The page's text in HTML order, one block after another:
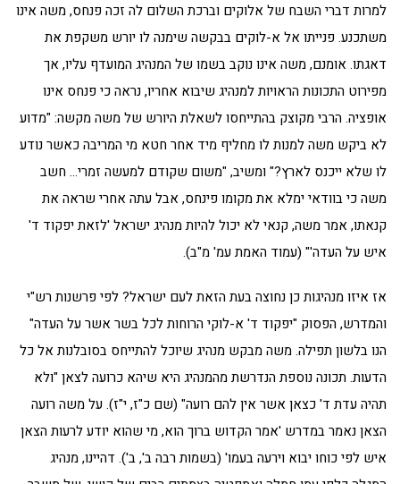
למרות דברי השבח של אלוקים וברכת השלום לה זכה פנחס, משה אינו
משתכנע. פנייתו אל א-לוקים בבקשה שימנה לו יורש משקפת את
דאגתו. אומנם, משה אינו נוקב בשמו של המנהיג המועדף עליו, אך
מפירוט התכונות הראויות למנהיג שיבוא אחריו, נראה כי פנחס אינו
אופציה. הרבי מקוצק בהתייחסו לשאלת היורש של משה מקשה: "מדוע
לא ביקש משה למנות לו מחליף מיד אחר חטא מי המריבה כאשר נודע
לו שלא ייכנס לארץ?" ומשיב, "משום שקודם למעשה זמרי… חשב
משה כי בוודאי ימלא את מקומו פינחס, אבל עתה אחרי שראה את
קנאתו, אמר משה, קנאי לא יכול להיות מנהיג ישראל 'לזאת יפקוד ד'
איש על העדה'" (עמוד האמת עמ' מ"ב).
אז איזו מנהיגות כן נחוצה בעת הזאת לעם ישראל? לפי פרשנות רש"י
והמדרש, הפסוק "יפקוד ד' א-לוקי הרוחות לכל בשר אשר על העדה"
הנו בלשון תפילה. משה מבקש מנהיג שיוכל להתייחס בסובלנות אל כל
הדעות. תכונה נוספת הנדרשת מהמנהיג היא שיהא כרועה לצאן "ולא
תהיה עדת ד' כצאן אשר אין להם רועה" (שם כ"ז, י"ז). על משה רועה
הצאן נאמר במדרש 'אמר הקדוש ברוך הוא, מי שהוא יודע לרעות הצאן
איש לפי כוחו יבוא וירעה בעמו' (בשמות רבה ב', ב'). דהיינו, מנהיג